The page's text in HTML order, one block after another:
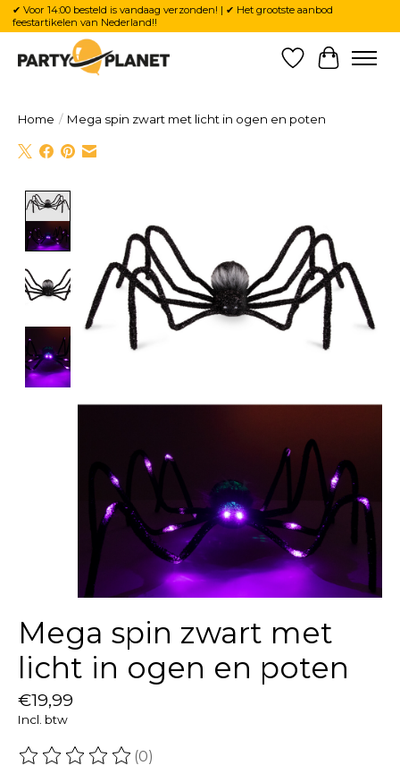
✔ Voor 14:00 besteld is vandaag verzonden! | ✔ Het grootste aanbod
feestartikelen van Nederland!!
Verlanglijst
Home / Mega spin zwart met licht in ogen en poten
Mega spin zwart met
licht in ogen en poten
€19,99
Incl. btw
De beoordeling van dit product is
(0)